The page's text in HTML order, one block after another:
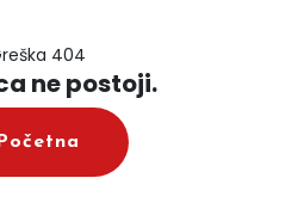
404
ne postoji.
Početna